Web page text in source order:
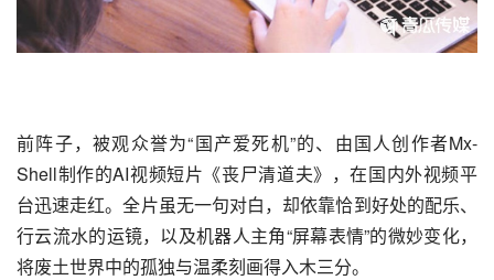
前阵子，被观众誉为“国产爱死机”的、由国人创作者Mx-
Shell制作的AI视频短片《丧尸清道夫》，在国内外视频平
台迅速走红。全片虽无一句对白，却依靠恰到好处的配乐、
行云流水的运镜，以及机器人主角“屏幕表情”的微妙变化，
将废土世界中的孤独与温柔刻画得入木三分。